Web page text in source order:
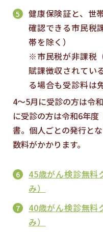
5
健康保険証と、世
確認できる市民税
帯を除く）
※市民税が非課税
賦課徴収されてい
る場合も受診料は
4～5月に受診の方は令
に受診の方は令和6年
書。個人ごとの発行と
数料がかかります。
6
45歳がん検診無料
み）
7
40歳がん検診無料
み）